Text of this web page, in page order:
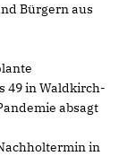
Bürgern aus
49 in Waldkirch-
absagt
in